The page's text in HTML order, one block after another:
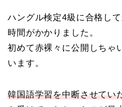
ハングル検定4級に合格し
時間がかかりました。
初めて赤裸々に公開しちゃ
います。
韓国語学習を中断させてい